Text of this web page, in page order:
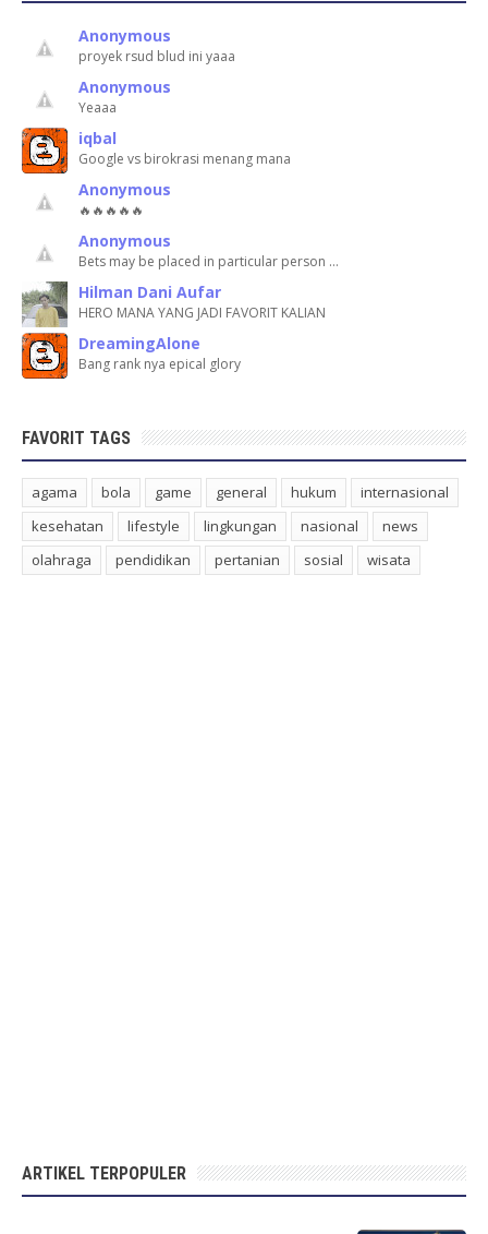
Anonymous
proyek rsud blud ini yaaa
Anonymous
Yeaaa
iqbal
Google vs birokrasi menang mana
Anonymous
🔥🔥🔥🔥🔥
Anonymous
Bets may be placed in particular person …
Hilman Dani Aufar
HERO MANA YANG JADI FAVORIT KALIAN
DreamingAlone
Bang rank nya epical glory
FAVORIT TAGS
agama bola game general hukum
internasional
kesehatan
lifestyle lingkungan nasional
news
olahraga
pendidikan pertanian sosial wisata
ARTIKEL TERPOPULER